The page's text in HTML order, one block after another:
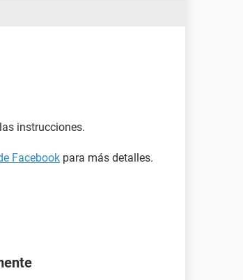
instrucciones.
Facebook para más detalles.